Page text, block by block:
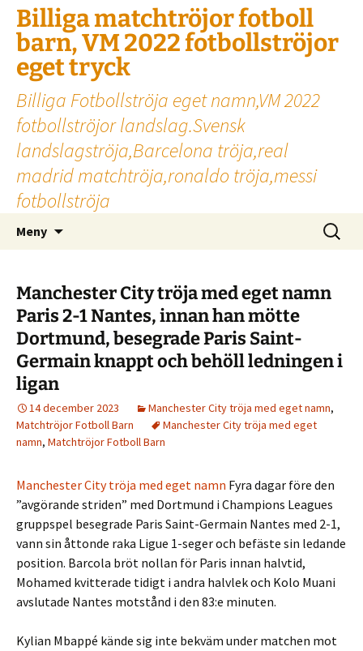
Billiga matchtröjor fotboll
barn, VM 2022 fotbollströjor
eget tryck
Billiga Fotbollströja eget namn,VM 2022
fotbollströjor landslag.Svensk
landslagströja,Barcelona tröja,real
madrid matchtröja,ronaldo tröja,messi
fotbollströja
Meny
Sök
efter:
Manchester City tröja med eget namn
Paris 2-1 Nantes, innan han mötte
Dortmund, besegrade Paris Saint-
Germain knappt och behöll ledningen i
ligan
14 december 2023 Manchester City tröja med eget namn,
Matchtröjor Fotboll Barn
Manchester City tröja med eget
namn, Matchtröjor Fotboll Barn
Manchester City tröja med eget namn Fyra dagar före den
”avgörande striden” med Dortmund i Champions Leagues
gruppspel besegrade Paris Saint-Germain Nantes med 2-1,
vann sin åttonde raka Ligue 1-seger och befäste sin ledande
position. Barcola bröt nollan för Paris innan halvtid,
Mohamed kvitterade tidigt i andra halvlek och Kolo Muani
avslutade Nantes motstånd i den 83:e minuten.
Kylian Mbappé kände sig inte bekväm under matchen mot